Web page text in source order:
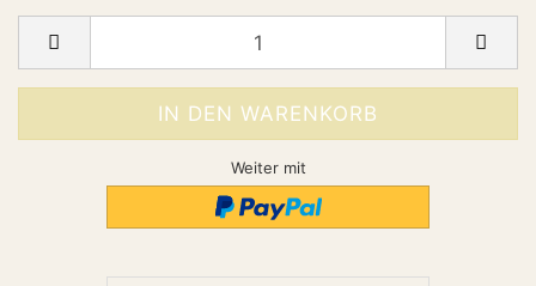
Weiter mit